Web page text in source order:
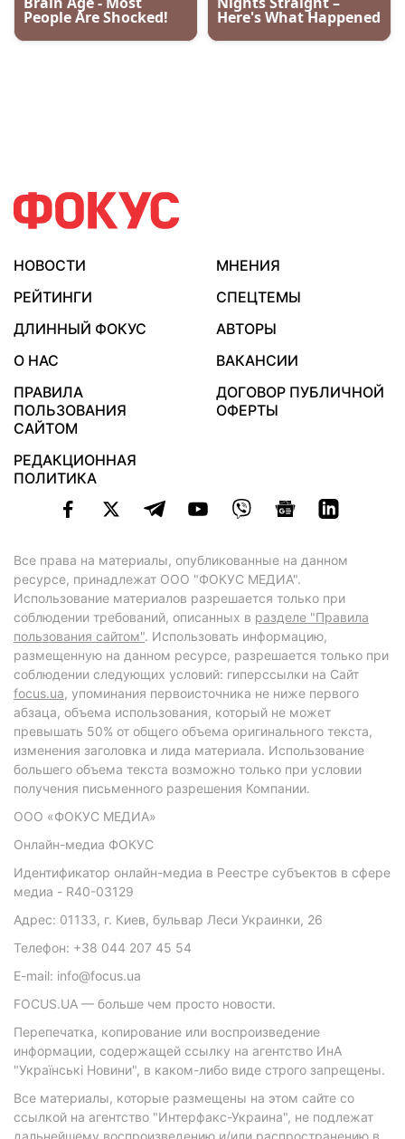
НОВОСТИ
МНЕНИЯ
РЕЙТИНГИ
СПЕЦТЕМЫ
ДЛИННЫЙ ФОКУС
АВТОРЫ
О НАС
ВАКАНСИИ
ПРАВИЛА
ПОЛЬЗОВАНИЯ
САЙТОМ
ДОГОВОР ПУБЛИЧНОЙ
ОФЕРТЫ
РЕДАКЦИОННАЯ
ПОЛИТИКА
Все права на материалы, опубликованные на данном
ресурсе, принадлежат ООО "ФОКУС МЕДИА".
Использование материалов разрешается только при
соблюдении требований, описанных в разделе "Правила
пользования сайтом". Использовать информацию,
размещенную на данном ресурсе, разрешается только при
соблюдении следующих условий: гиперссылки на Сайт
focus.ua, упоминания первоисточника не ниже первого
абзаца, объема использования, который не может
превышать 50% от общего объема оригинального текста,
изменения заголовка и лида материала. Использование
большего объема текста возможно только при условии
получения письменного разрешения Компании.
ООО «ФОКУС МЕДИА»
Онлайн-медиа ФОКУС
Идентификатор онлайн-медиа в Реестре субъектов в сфере
медиа - R40-03129
Адрес: 01133, г. Киев, бульвар Леси Украинки, 26
Телефон: +38 044 207 45 54
E-mail: info@focus.ua
FOCUS.UA — больше чем просто новости.
Перепечатка, копирование или воспроизведение
информации, содержащей ссылку на агентство ИнА
"Українські Новини", в каком-либо виде строго запрещены.
Все материалы, которые размещены на этом сайте со
ссылкой на агентство "Интерфакс-Украина", не подлежат